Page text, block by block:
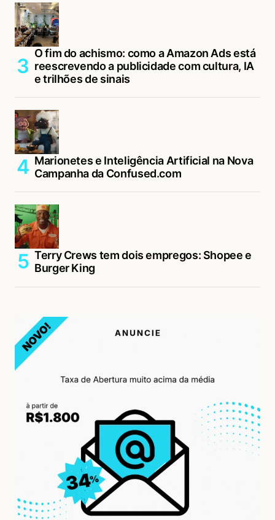
O fim do achismo: como a Amazon Ads está
reescrevendo a publicidade com cultura, IA
e trilhões de sinais
Marionetes e Inteligência Artificial na Nova
Campanha da Confused.com
Terry Crews tem dois empregos: Shopee e
Burger King